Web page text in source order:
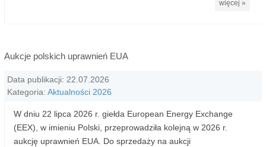
więcej »
Aukcje polskich uprawnień EUA
Data publikacji: 22.07.2026
Kategoria: Aktualności 2026
W dniu 22 lipca 2026 r. giełda European Energy Exchange
(EEX), w imieniu Polski, przeprowadziła kolejną w 2026 r.
aukcję uprawnień EUA. Do sprzedaży na aukcji